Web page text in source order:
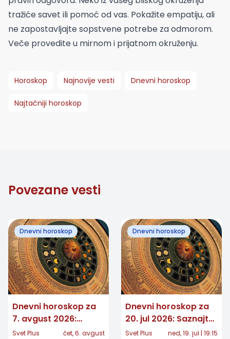
tražiće savet ili pomoć od vas. Pokažite empatiju, ali
ne zapostavljajte sopstvene potrebe za odmorom.
Veče provedite u mirnom i prijatnom okruženju.
Horoskop Najnovije vesti Dnevni horoskop
Najtačniji horoskop
Povezane vesti
Dnevni horoskop
Dnevni horoskop za
7. avgust 2026:
Jedan znak dobija
Svet Plus čet, 6. avgust
Dnevni horoskop
Dnevni horoskop za
20. jul 2026: Saznajte
šta vam zvezde
Svet Plus ned, 19. jul | 19:15